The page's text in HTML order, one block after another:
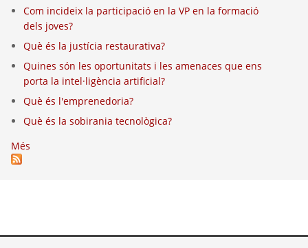
Com incideix la participació en la VP en la formació
dels joves?
Què és la justícia restaurativa?
Quines són les oportunitats i les amenaces que ens
porta la intel·ligència artificial?
Què és l'emprenedoria?
Què és la sobirania tecnològica?
Més